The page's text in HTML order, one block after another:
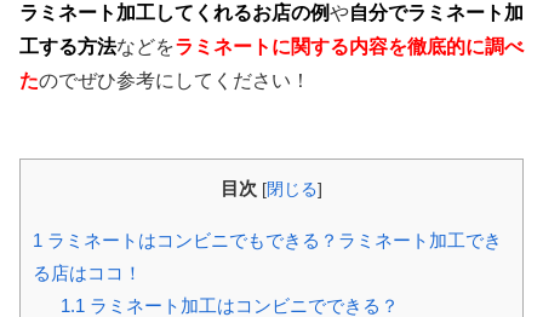
ラミネート加工してくれるお店の例や自分でラミネート加
工する方法などをラミネートに関する内容を徹底的に調べ
たのでぜひ参考にしてください！
目次 [閉じる]
1 ラミネートはコンビニでもできる？ラミネート加工でき
る店はココ！
1.1 ラミネート加工はコンビニでできる？